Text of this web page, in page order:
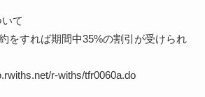
て
をすれば期間中35%の割引が受けられ
r-withs/tfr0060a.do